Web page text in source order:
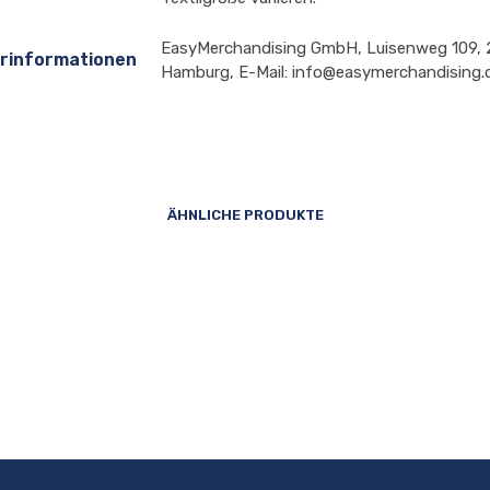
EasyMerchandising GmbH, Luisenweg 109,
Hamburg, E-Mail:
ÄHNLICHE PRODUKTE
weist
mehrere